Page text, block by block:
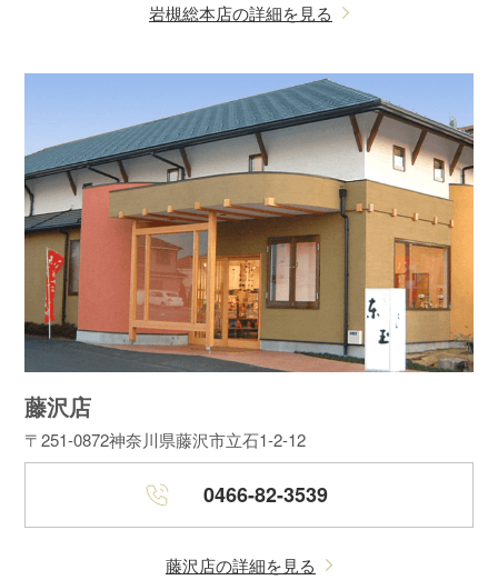
岩槻総本店の詳細を見る
藤沢店
〒251-0872神奈川県藤沢市立石1-2-12
0466-82-3539
藤沢店の詳細を見る